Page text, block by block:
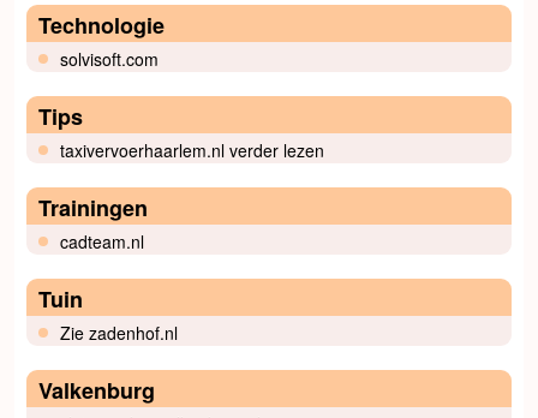
Technologie
solvisoft.com
Tips
taxivervoerhaarlem.nl verder lezen
Trainingen
cadteam.nl
Tuin
Zie zadenhof.nl
Valkenburg